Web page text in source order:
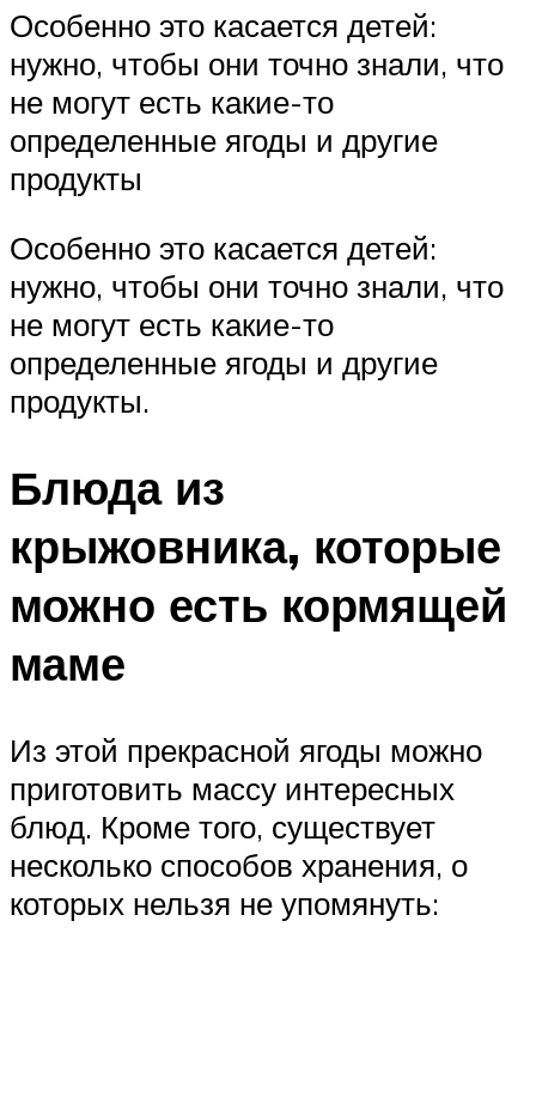
Особенно это касается детей:
нужно, чтобы они точно знали, что
не могут есть какие-то
определенные ягоды и другие
продукты
Особенно это касается детей:
нужно, чтобы они точно знали, что
не могут есть какие-то
определенные ягоды и другие
продукты.
Блюда из
крыжовника, которые
можно есть кормящей
маме
Из этой прекрасной ягоды можно
приготовить массу интересных
блюд. Кроме того, существует
несколько способов хранения, о
которых нельзя не упомянуть: